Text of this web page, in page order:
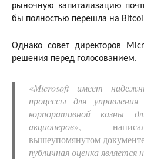
рыночную капитализацию
бы полностью перешла на
Однако совет директоров
решения перед голосованием.
«Microsoft имеет
процессы для
корпоративной казны
акционеров», —
вышеупомянутом
публичная оценка является